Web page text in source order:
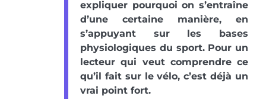
expliquer pourquoi on s’entraîne
d’une certaine manière, en
s’appuyant sur les bases
physiologiques du sport. Pour un
lecteur qui veut comprendre ce
qu’il fait sur le vélo, c’est déjà un
vrai point fort.